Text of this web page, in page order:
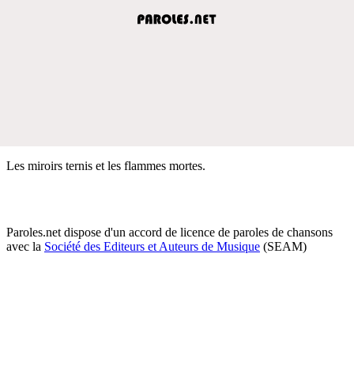
Les miroirs ternis et les flammes mortes.
Paroles.net dispose d'un accord de licence de paroles de chansons
avec la Société des Editeurs et Auteurs de Musique (SEAM)